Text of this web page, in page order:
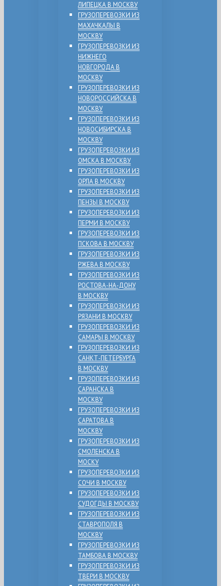
ЛИПЕЦКА В МОСКВУ
ГРУЗОПЕРЕВОЗКИ ИЗ
МАХАЧКАЛЫ В
МОСКВУ
ГРУЗОПЕРЕВОЗКИ ИЗ
НИЖНЕГО
НОВГОРОДА В
МОСКВУ
ГРУЗОПЕРЕВОЗКИ ИЗ
НОВОРОССИЙСКА В
МОСКВУ
ГРУЗОПЕРЕВОЗКИ ИЗ
НОВОСИБИРСКА В
МОСКВУ
ГРУЗОПЕРЕВОЗКИ ИЗ
ОМСКА В МОСКВУ
ГРУЗОПЕРЕВОЗКИ ИЗ
ОРЛА В МОСКВУ
ГРУЗОПЕРЕВОЗКИ ИЗ
ПЕНЗЫ В МОСКВУ
ГРУЗОПЕРЕВОЗКИ ИЗ
ПЕРМИ В МОСКВУ
ГРУЗОПЕРЕВОЗКИ ИЗ
ПСКОВА В МОСКВУ
ГРУЗОПЕРЕВОЗКИ ИЗ
РЖЕВА В МОСКВУ
ГРУЗОПЕРЕВОЗКИ ИЗ
РОСТОВА-НА-ДОНУ
В МОСКВУ
ГРУЗОПЕРЕВОЗКИ ИЗ
РЯЗАНИ В МОСКВУ
ГРУЗОПЕРЕВОЗКИ ИЗ
САМАРЫ В МОСКВУ
ГРУЗОПЕРЕВОЗКИ ИЗ
САНКТ-ПЕТЕРБУРГА
В МОСКВУ
ГРУЗОПЕРЕВОЗКИ ИЗ
САРАНСКА В
МОСКВУ
ГРУЗОПЕРЕВОЗКИ ИЗ
САРАТОВА В
МОСКВУ
ГРУЗОПЕРЕВОЗКИ ИЗ
СМОЛЕНСКА В
МОСКУ
ГРУЗОПЕРЕВОЗКИ ИЗ
СОЧИ В МОСКВУ
ГРУЗОПЕРЕВОЗКИ ИЗ
СУДОГДЫ В МОСКВУ
ГРУЗОПЕРЕВОЗКИ ИЗ
СТАВРОПОЛЯ В
МОСКВУ
ГРУЗОПЕРЕВОЗКИ ИЗ
ТАМБОВА В МОСКВУ
ГРУЗОПЕРЕВОЗКИ ИЗ
ТВЕРИ В МОСКВУ